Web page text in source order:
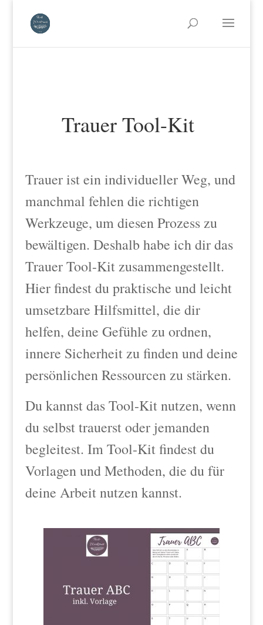
Trauer Tool-Kit
Trauer ist ein individueller Weg, und
manchmal fehlen die richtigen
Werkzeuge, um diesen Prozess zu
bewältigen. Deshalb habe ich dir das
Trauer Tool-Kit zusammengestellt.
Hier findest du praktische und leicht
umsetzbare Hilfsmittel, die dir
helfen, deine Gefühle zu ordnen,
innere Sicherheit zu finden und deine
persönlichen Ressourcen zu stärken.
Du kannst das Tool-Kit nutzen, wenn
du selbst trauerst oder jemanden
begleitest. Im Tool-Kit findest du
Vorlagen und Methoden, die du für
deine Arbeit nutzen kannst.